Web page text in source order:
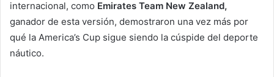
internacional, como Emirates Team New Zealand,
ganador de esta versión, demostraron una vez más por
qué la America’s Cup sigue siendo la cúspide del deporte
náutico.